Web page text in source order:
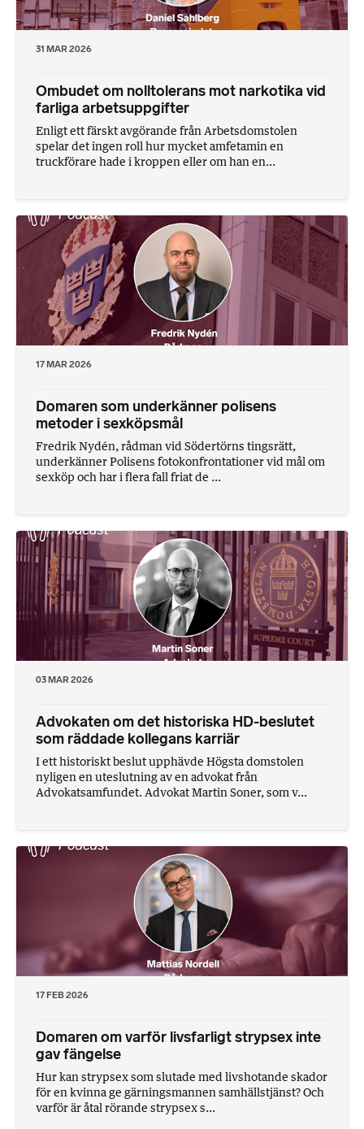
31 MAR 2026
Ombudet om nolltolerans mot narkotika vid
farliga arbetsuppgifter
Enligt ett färskt avgörande från Arbetsdomstolen
spelar det ingen roll hur mycket amfetamin en
truckförare hade i kroppen eller om han en...
17 MAR 2026
Domaren som underkänner polisens
metoder i sexköpsmål
Fredrik Nydén, rådman vid Södertörns tingsrätt,
underkänner Polisens fotokonfrontationer vid mål om
sexköp och har i flera fall friat de ...
03 MAR 2026
Advokaten om det historiska HD-beslutet
som räddade kollegans karriär
I ett historiskt beslut upphävde Högsta domstolen
nyligen en uteslutning av en advokat från
Advokatsamfundet. Advokat Martin Soner, som v...
17 FEB 2026
Domaren om varför livsfarligt strypsex inte
gav fängelse
Hur kan strypsex som slutade med livshotande skador
för en kvinna ge gärningsmannen samhällstjänst? Och
varför är åtal rörande strypsex s...